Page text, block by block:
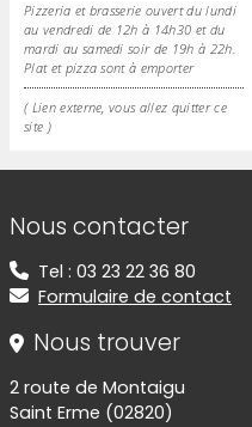
Pizzeria et brasserie ouvert du lundi
au vendredi de 12h à 14h30 et du
mardi au samedi soir de 19h à 22h.
Plat et pizza sont à emporter
( Lien externe, vous allez quitter ce
site )
Informations de
Nous contacter
Tel : 03 23 22 36 80
Formulaire de contact
Nous trouver
2 route de Montaigu
Saint Erme (02820)